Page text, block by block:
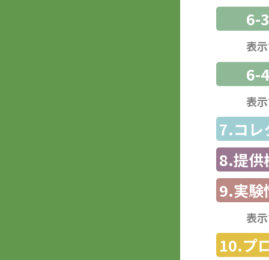
6-
表
6-
表
7.コレ
8.提供
9.実験
表
10.プ